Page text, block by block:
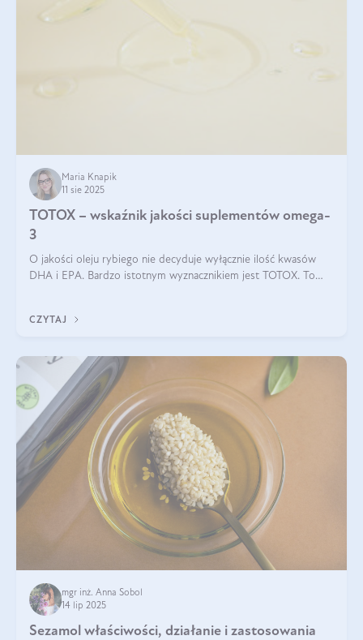
Maria Knapik
11 sie 2025
TOTOX – wskaźnik jakości suplementów omega-
3
O jakości oleju rybiego nie decyduje wyłącznie ilość kwasów
DHA i EPA. Bardzo istotnym wyznacznikiem jest TOTOX. To
CZYTAJ
mgr inż. Anna Sobol
14 lip 2025
Sezamol właściwości, działanie i zastosowania